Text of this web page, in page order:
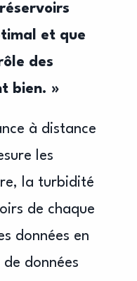
et que
des
bien. »
à distance
les
la turbidité
de chaque
données en
données